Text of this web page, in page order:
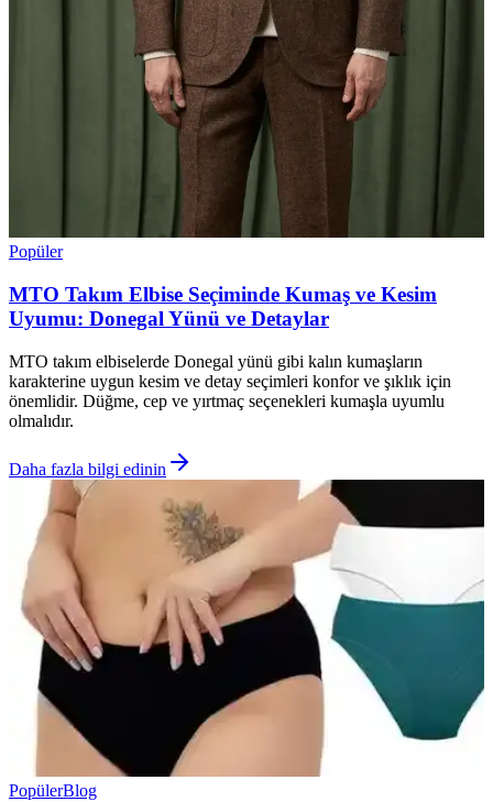
Popüler
MTO Takım Elbise Seçiminde Kumaş ve Kesim
Uyumu: Donegal Yünü ve Detaylar
MTO takım elbiselerde Donegal yünü gibi kalın kumaşların
karakterine uygun kesim ve detay seçimleri konfor ve şıklık için
önemlidir. Düğme, cep ve yırtmaç seçenekleri kumaşla uyumlu
olmalıdır.
Daha fazla bilgi edinin
PopülerBlog